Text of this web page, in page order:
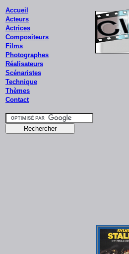
Accueil
Acteurs
Actrices
Compositeurs
Films
Photographes
Réalisateurs
Scénaristes
Technique
Thèmes
Contact